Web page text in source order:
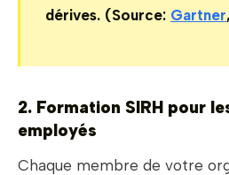
dérives. (Source: Gartner
2. Formation SIRH pour
employés
Chaque membre de votre